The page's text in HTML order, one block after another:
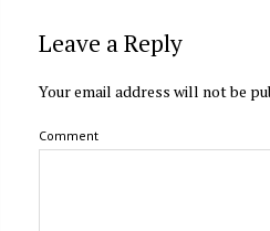
Leave a Reply
Your email address will not be
Comment